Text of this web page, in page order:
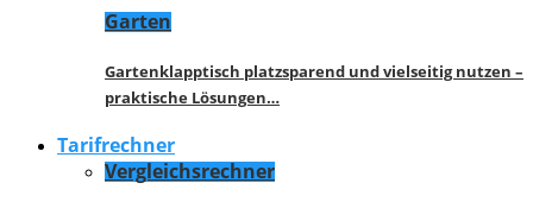
Garten
Gartenklapptisch platzsparend und vielseitig nutzen –
praktische Lösungen…
Tarifrechner
Vergleichsrechner